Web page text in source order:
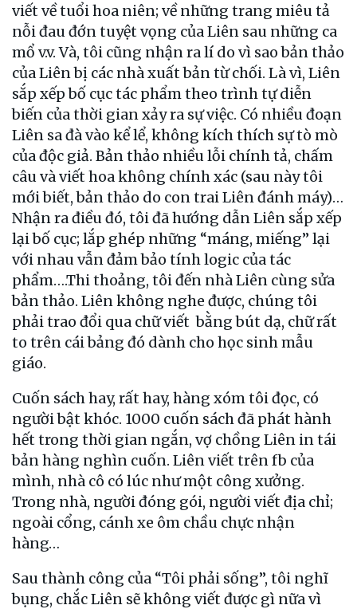
viết về tuổi hoa niên; về những trang miêu tả
nỗi đau đớn tuyệt vọng của Liên sau những ca
mổ v.v. Và, tôi cũng nhận ra lí do vì sao bản thảo
của Liên bị các nhà xuất bản từ chối. Là vì, Liên
sắp xếp bố cục tác phẩm theo trình tự diễn
biến của thời gian xảy ra sự việc. Có nhiều đoạn
Liên sa đà vào kể lể, không kích thích sự tò mò
của độc giả. Bản thảo nhiều lỗi chính tả, chấm
câu và viết hoa không chính xác (sau này tôi
mới biết, bản thảo do con trai Liên đánh máy)…
Nhận ra điều đó, tôi đã hướng dẫn Liên sắp xếp
lại bố cục; lắp ghép những “máng, miếng” lại
với nhau vẫn đảm bảo tính logic của tác
phẩm….Thi thoảng, tôi đến nhà Liên cùng sửa
bản thảo. Liên không nghe được, chúng tôi
phải trao đổi qua chữ viết bằng bút dạ, chữ rất
to trên cái bảng đó dành cho học sinh mẫu
giáo.
Cuốn sách hay, rất hay, hàng xóm tôi đọc, có
người bật khóc. 1000 cuốn sách đã phát hành
hết trong thời gian ngắn, vợ chồng Liên in tái
bản hàng nghìn cuốn. Liên viết trên fb của
mình, nhà cô có lúc như một công xưởng.
Trong nhà, người đóng gói, người viết địa chỉ;
ngoài cổng, cánh xe ôm chầu chực nhận
hàng…
Sau thành công của “Tôi phải sống”, tôi nghĩ
bụng, chắc Liên sẽ không viết được gì nữa vì